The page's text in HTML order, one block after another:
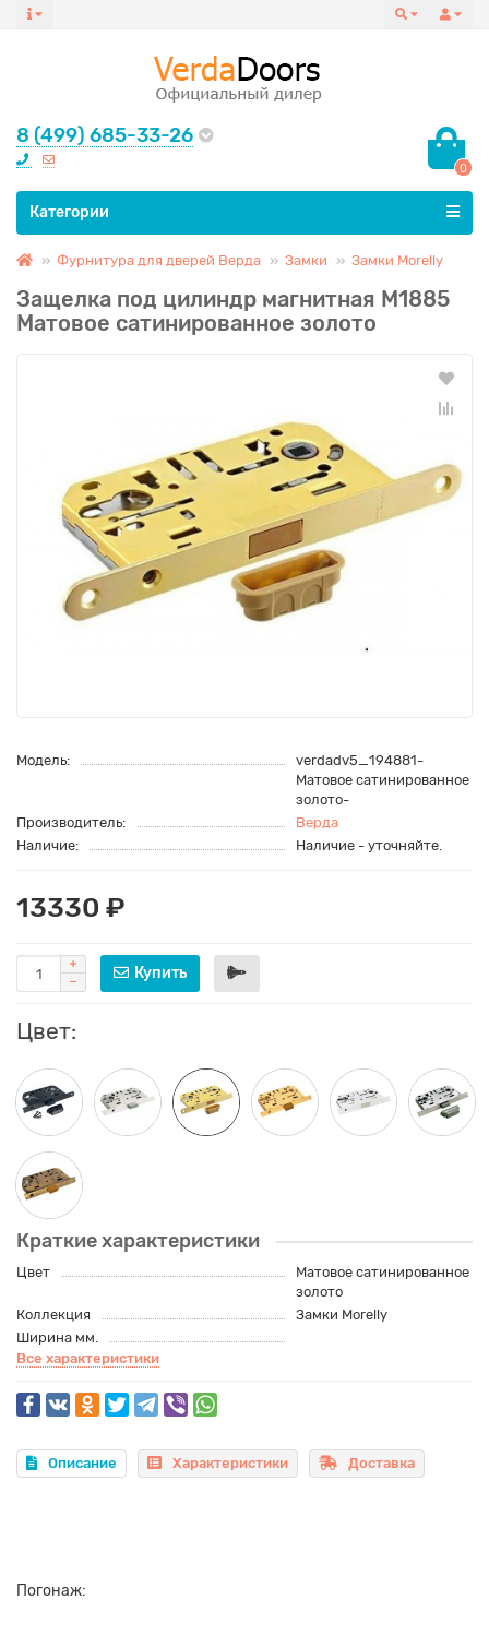
8 (499) 685-33-26
0
Все категории
Категории
Фурнитура для дверей Верда Замки Замки Morelly
Защелка под цилиндр магнитная М1885
Матовое сатинированное золото
Модель:
verdadv5_194881-
Матовое сатинированное
золото-
Производитель:
Верда
Наличие:
Наличие - уточняйте.
13330 ₽
Купить
Цвет:
Краткие характеристики
Цвет
Матовое сатинированное
золото
Коллекция
Замки Morelly
Ширина мм.
Все характеристики
Описание Характеристики Доставка
Погонаж: